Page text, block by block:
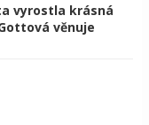
vyrostla krásná
věnuje